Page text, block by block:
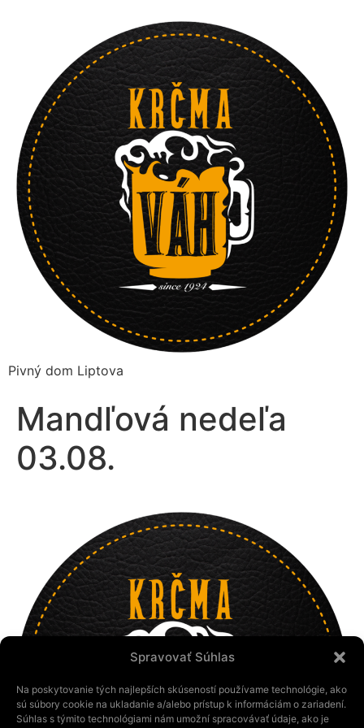
Spravovať Súhlas
Na poskytovanie tých najlepších skúseností používame technológie, ako
sú súbory cookie na ukladanie a/alebo prístup k informáciám o zariadení.
Súhlas s týmito technológiami nám umožní spracovávať údaje, ako je
Pivný dom Liptova
Mandľová nedeľa
03.08.